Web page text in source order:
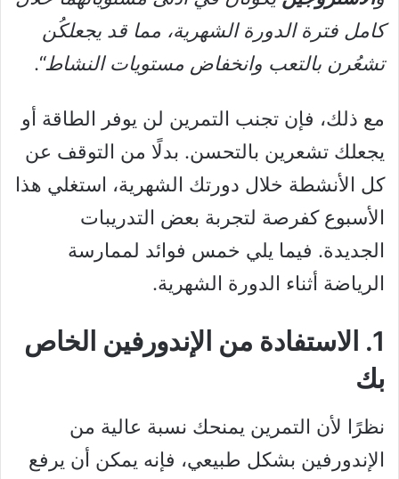
كامل فترة الدورة الشهرية، مما قد يجعلكُن
تشعُرن بالتعب وانخفاض مستويات النشاط“.
مع ذلك، فإن تجنب التمرين لن يوفر الطاقة أو
يجعلك تشعرين بالتحسن. بدلًا من التوقف عن
كل الأنشطة خلال دورتك الشهرية، استغلي هذا
الأسبوع كفرصة لتجربة بعض التدريبات
الجديدة. فيما يلي خمس فوائد لممارسة
الرياضة أثناء الدورة الشهرية.
1. الاستفادة من الإندورفين الخاص
بك
نظرًا لأن التمرين يمنحك نسبة عالية من
الإندورفين بشكل طبيعي، فإنه يمكن أن يرفع